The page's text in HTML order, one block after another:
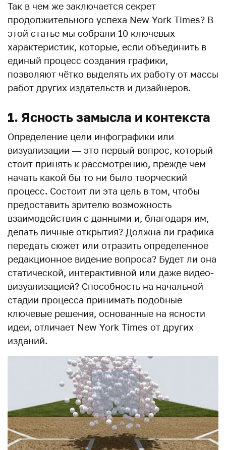
Так в чем же заключается секрет
продолжительного успеха New York Times? В
этой статье мы собрали 10 ключевых
характеристик, которые, если объединить в
единый процесс создания графики,
позволяют чётко выделять их работу от массы
работ других издательств и дизайнеров.
1. Ясность замысла и контекста
Определение цели инфографики или
визуализации — это первый вопрос, который
стоит принять к рассмотрению, прежде чем
начать какой бы то ни было творческий
процесс. Состоит ли эта цель в том, чтобы
предоставить зрителю возможность
взаимодействия с данными и, благодаря им,
делать личные открытия? Должна ли графика
передать сюжет или отразить определенное
редакционное видение вопроса? Будет ли она
статической, интерактивной или даже видео-
визуализацией? Способность на начальной
стадии процесса принимать подобные
ключевые решения, основанные на ясности
идеи, отличает New York Times от других
изданий.